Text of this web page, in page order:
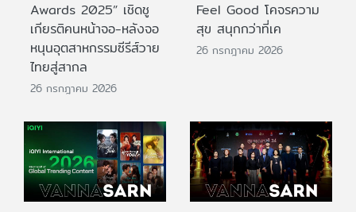
Awards 2025” เชิดชู
เกียรติคนหน้าจอ-หลังจอ
หนุนอุตสาหกรรมซีรีส์วาย
ไทยสู่สากล
26 กรกฎาคม 2026
Feel Good โคจรความ
สุข สนุกกว่าที่เค
26 กรกฎาคม 2026